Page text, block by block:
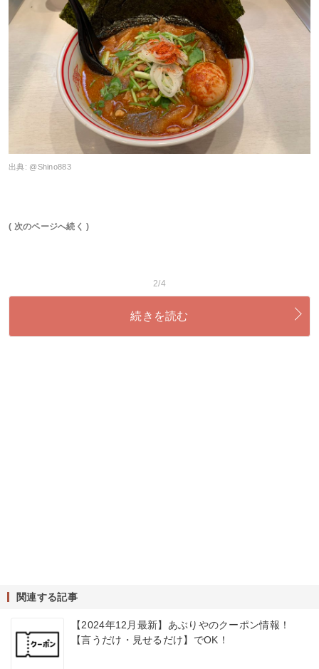
出典: @Shino883
( 次のページへ続く )
2/4
続きを読む
関連する記事
【2024年12月最新】あぶりやのクーポン情報！
【言うだけ・見せるだけ】でOK！